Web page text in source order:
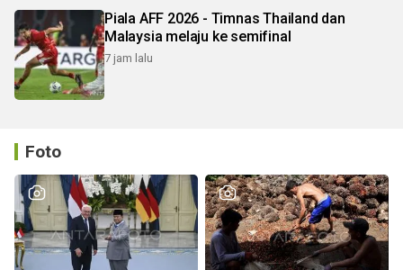
Piala AFF 2026 - Timnas Thailand dan
Malaysia melaju ke semifinal
7 jam lalu
Foto